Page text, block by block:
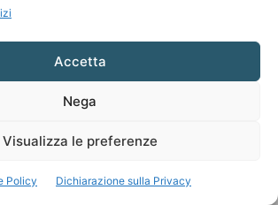
Accetta
Nega
Visualizza le preferenze
Policy Dichiarazione sulla Privacy